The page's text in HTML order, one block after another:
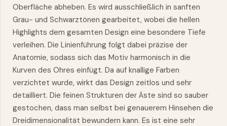
Oberfläche abheben. Es wird ausschließlich in sanften
Grau- und Schwarztönen gearbeitet, wobei die hellen
Highlights dem gesamten Design eine besondere Tiefe
verleihen. Die Linienführung folgt dabei präzise der
Anatomie, sodass sich das Motiv harmonisch in die
Kurven des Ohres einfügt. Da auf knallige Farben
verzichtet wurde, wirkt das Design zeitlos und sehr
detailliert. Die feinen Strukturen der Äste sind so sauber
gestochen, dass man selbst bei genauerem Hinsehen die
Dreidimensionalität bewundern kann. Es ist eine sehr